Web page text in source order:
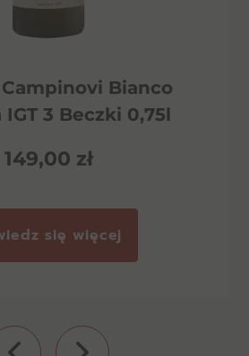
Bianco
IGT 3 Beczki 0,75l
149,00 zł
się więcej